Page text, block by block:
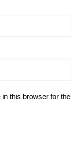
this browser for the